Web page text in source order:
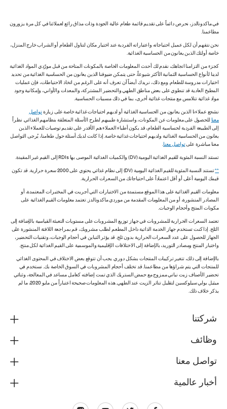
في ماكدونالدز، نحرص دائماً على تقديم قائمة طعام عالية الجودة وذات مذاق رائع لعملائنا في كل مرة يزورون
مطاعمنا.
نحن نتفهم أن لكل عميل احتياجاته واعتباراته الفردية عند اختيار مكان لتناول الطعام أو الشراب خارج المنزل،
خاصة أولئك الذين يعانون من الحساسية الغذائية.
كجزء من التزامنا اتجاهك، نقدم لك أحدث المعلومات الخاصة بالمكونات المتاحة من قبل مورّدي المواد الغذائية
لدينا لأنواع الحساسية الثمانية الأكثر شيوعاً، حتى يتمكن ضيوفنا الذين يعانون من الحساسية الغذائية من تحديد
اختيارات مدروسة للطعام. ومع ذلك، نريدك أيضاً أن تعرف أنه على الرغم من اتخاذ الاحتياطات، فإن عمليات
المطبخ العادية قد تنطوي على بعض مناطق الطهي والتحضير المشتركة، والمعدات والأواني، وإمكانية وجود
مواد غذائية تتلامس مع منتجات غذائية أخرى، بما في ذلك مسببات الحساسية.
نشجع عملاءنا الذين يعانون من الحساسية الغذائية أو لديهم احتياجات غذائية خاصة على زيارةتواصل
معنا للحصول على معلومات عن المكونات، واستشارة طبيبهم لطرح الأسئلة المتعلقة بنظامهم الغذائي. نظراً
إلى الطبيعة الفردية لحساسية الطعام، قد يكون أطباء العملاء هم الأقدر على تقديم توصيات للعملاء الذين
يعانون من الحساسية الغذائية ولديهم احتياجات غذائية خاصة. إذا كانت لديك أسئلة حول طعامنا، يُرجى التواصل
معنا مباشرة علىتواصل معنا.
تستند النسبة المئوية للقيم الغذائية اليومية (DV) والكميات الغذائية الموصى بها RDIs إلى القيم غير المقيدة.
**
تستند النسبة المئوية للقيم الغذائية اليومية (DV) إلى نظام غذائي يحتوي على 2000 سعرة حرارية. قد تكون
قيمك اليومية أعلى أو أقل اعتماداً على احتياجاتك من السعرات الحرارية.
معلومات القيم الغذائية على هذا الموقع مستمدة من الاختبارات التي أجريت في المختبرات المعتمدة، أو
المصادر المنشورة، أو من المعلومات المقدمة من موردي ماكدونالدز. تعتمد معلومات القيم الغذائية على
مكونات المنتج وأحجام الوجبات.
تعتمد السعرات الحرارية للمشروبات في جهاز توزيع المشروبات على مستويات التعبئة القياسية بالإضافة إلى
الثلج. إذا كنت تستخدم جهاز الخدمة الذاتية داخل المطعم لطلب مشروبك، قم بمراجعة اللافتة المنشورة على
الجهاز للحصول على عدد السعرات الحرارية بدون ثلج. قد يؤثر التباين في أحجام الوجبات، وتقنيات التحضير،
واختبار المنتج ومصادر التوريد، بالإضافة إلى الاختلافات الإقليمية والموسمية على القيم الغذائية لكل منتج.
بالإضافة إلى ذلك، تتغير تركيبات المنتجات بشكل دوري. يجب أن تتوقع بعض الاختلاف في المحتوى الغذائي
للمنتجات التي يتم شراؤها من مطاعمنا. قد تختلف أحجام المشروبات في السوق الخاصة بك. نستخدم في
تحضير الأصناف زيت نباتي ممزوج مع حمض الستريك الذي تمت إضافته كعامل مساعد في المعالجة، وثنائي
ميثيل بولي سيلوكسين لتقليل تناثر الزيت عند الطهي. هذه المعلومات صحيحة اعتباراً من مايو 2020، ما لم
يذكر خلاف ذلك.
شركتنا
وظائف
تواصل معنا
أخبار عالمية